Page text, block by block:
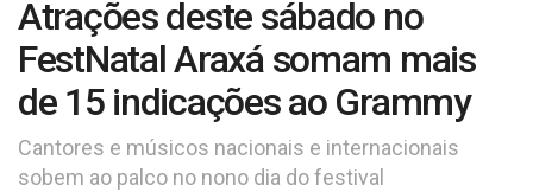
Atrações deste sábado no
FestNatal Araxá somam mais
de 15 indicações ao Grammy
Cantores e músicos nacionais e internacionais
sobem ao palco no nono dia do festival